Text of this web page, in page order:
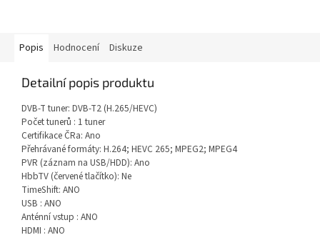
Popis Hodnocení Diskuze
Detailní popis produktu
DVB-T tuner: DVB-T2 (H.265/HEVC)
Počet tunerů : 1 tuner
Certifikace ČRa: Ano
Přehrávané formáty: H.264; HEVC 265; MPEG2; MPEG4
PVR (záznam na USB/HDD): Ano
HbbTV (červené tlačítko): Ne
TimeShift: ANO
USB : ANO
Anténní vstup : ANO
HDMI : ANO